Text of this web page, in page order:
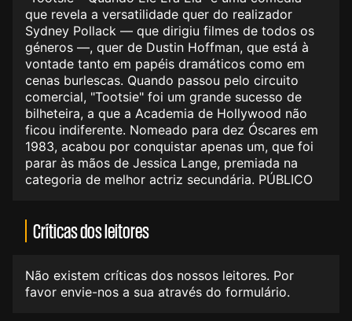
que revela a versatilidade quer do realizador
Sydney Pollack — que dirigiu filmes de todos os
géneros —, quer de Dustin Hoffman, que está à
vontade tanto em papéis dramáticos como em
cenas burlescas. Quando passou pelo circuito
comercial, "Tootsie" foi um grande sucesso de
bilheteira, a que a Academia de Hollywood não
ficou indiferente. Nomeado para dez Óscares em
1983, acabou por conquistar apenas um, que foi
parar às mãos de Jessica Lange, premiada na
categoria de melhor actriz secundária. PÚBLICO
Críticas dos leitores
Não existem críticas dos nossos leitores. Por
favor envie-nos a sua através do formulário.